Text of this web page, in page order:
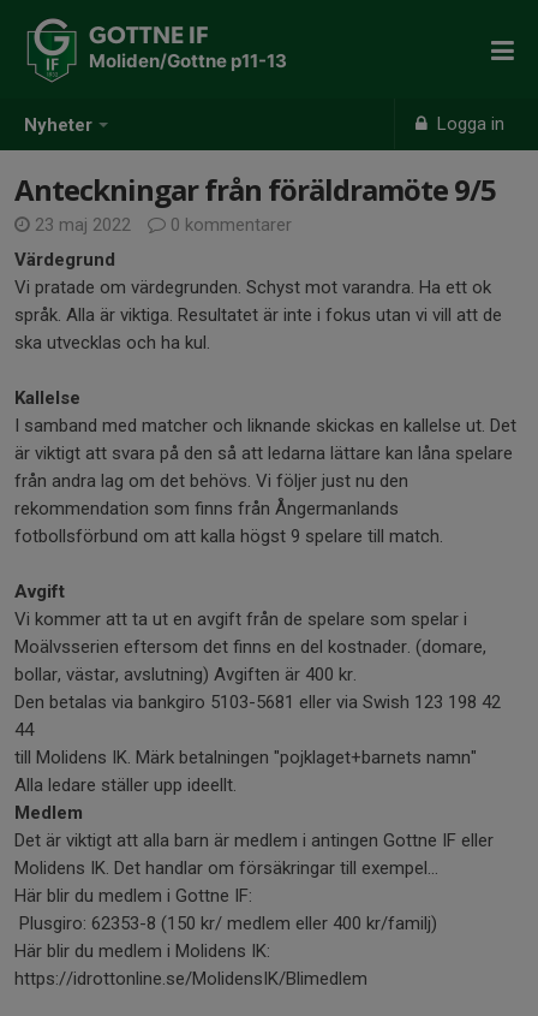
Nyheter Logga in
GOTTNE IF
Moliden/Gottne p11-13
Anteckningar från föräldramöte 9/5
23 maj 2022
0 kommentarer
Värdegrund
Vi pratade om värdegrunden. Schyst mot varandra. Ha ett ok
språk. Alla är viktiga. Resultatet är inte i fokus utan vi vill att de
ska utvecklas och ha kul.
Kallelse
I samband med matcher och liknande skickas en kallelse ut. Det
är viktigt att svara på den så att ledarna lättare kan låna spelare
från andra lag om det behövs. Vi följer just nu den
rekommendation som finns från Ångermanlands
fotbollsförbund om att kalla högst 9 spelare till match.
Avgift
Vi kommer att ta ut en avgift från de spelare som spelar i
Moälvsserien eftersom det finns en del kostnader. (domare,
bollar, västar, avslutning) Avgiften är 400 kr.
Den betalas via bankgiro 5103-5681 eller via Swish 123 198 42
44
till Molidens IK. Märk betalningen "pojklaget+barnets namn"
Alla ledare ställer upp ideellt.
Medlem
Det är viktigt att alla barn är medlem i antingen Gottne IF eller
Molidens IK. Det handlar om försäkringar till exempel...
Här blir du medlem i Gottne IF:
Plusgiro: 62353-8 (150 kr/ medlem eller 400 kr/familj)
Här blir du medlem i Molidens IK:
https://idrottonline.se/MolidensIK/Blimedlem